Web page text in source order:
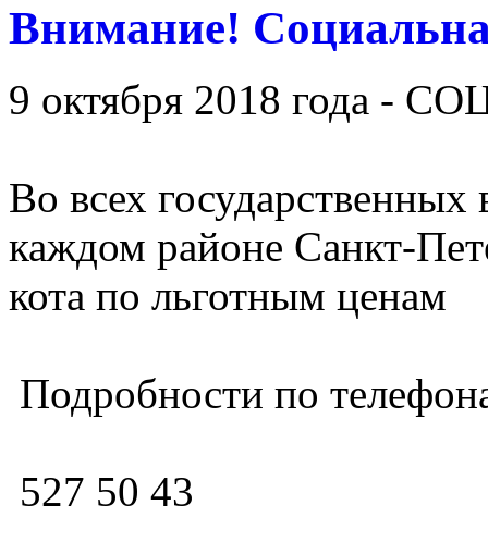
Внимание!
9 октября 2018 года -
Во всех
каждом районе Санкт-
кота по льготным ценам
Подробности по
527 50 43